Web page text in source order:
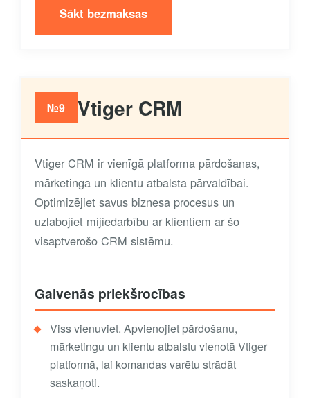
Sākt bezmaksas
№9 Vtiger CRM
Vtiger CRM ir vienīgā platforma pārdošanas,
mārketinga un klientu atbalsta pārvaldībai.
Optimizējiet savus biznesa procesus un
uzlabojiet mijiedarbību ar klientiem ar šo
visaptverošo CRM sistēmu.
Galvenās priekšrocības
Viss vienuviet. Apvienojiet pārdošanu,
mārketingu un klientu atbalstu vienotā Vtiger
platformā, lai komandas varētu strādāt
saskaņoti.